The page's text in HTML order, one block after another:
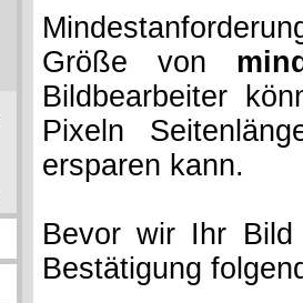
Größe von
Bildbearbeiter
Pixeln
ersparen kann.
Bevor wir Ihr
Bestätigung